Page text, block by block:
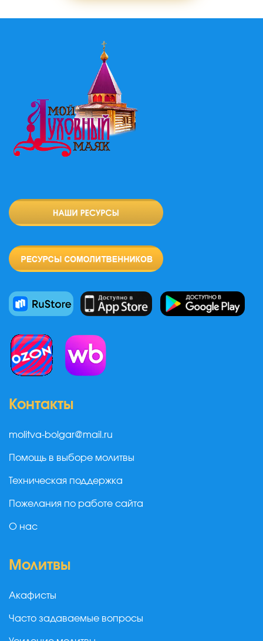
Контакты
molitva-bolgar@mail.ru
Помощь в выборе молитвы
Техническая поддержка
Пожелания по работе сайта
О нас
Молитвы
Акафисты
Часто задаваемые вопросы